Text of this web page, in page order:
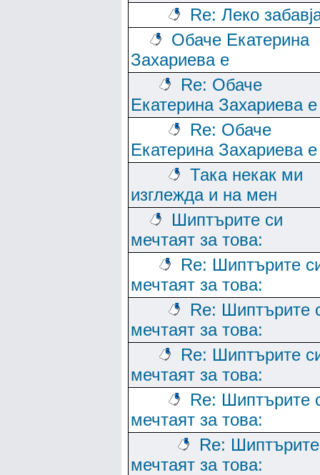
Re: Леко
Обаче Екатерина
Захариева е
Re: Обаче
Екатерина Захариева е
Re: Обаче
Екатерина Захариева е
Така некак ми
изглежда и на мен
Шиптърите си
мечтаят за това:
Re: Шиптърите
мечтаят за това:
Re: Шиптърите
мечтаят за това:
Re: Шиптърите
мечтаят за това:
Re: Шиптърите
мечтаят за това:
Re:
мечтаят за това: